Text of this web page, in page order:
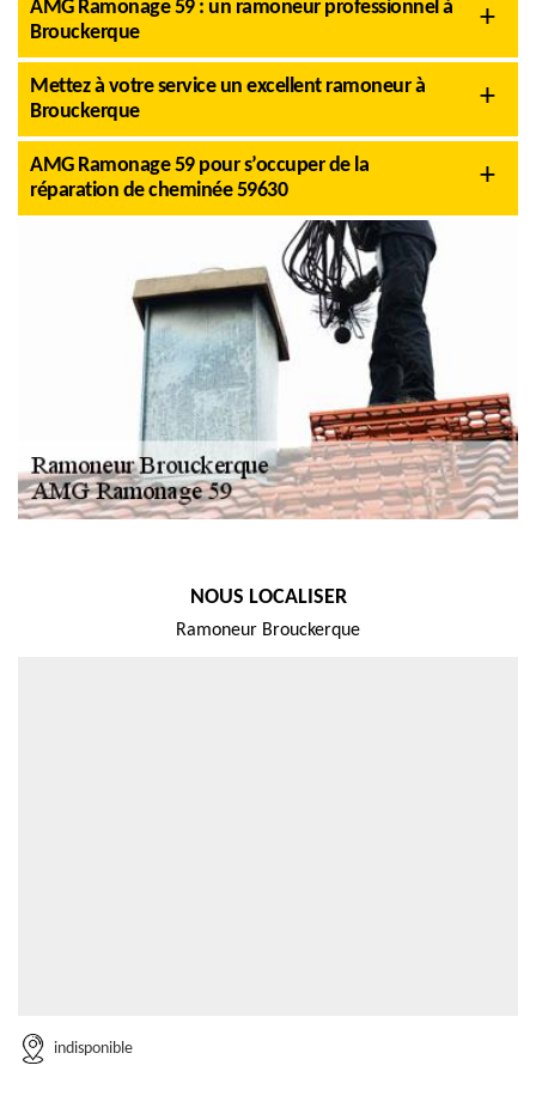
AMG Ramonage 59 : un ramoneur professionnel à
Brouckerque
Mettez à votre service un excellent ramoneur à
Brouckerque
AMG Ramonage 59 pour s’occuper de la
réparation de cheminée 59630
NOUS LOCALISER
Ramoneur Brouckerque
indisponible